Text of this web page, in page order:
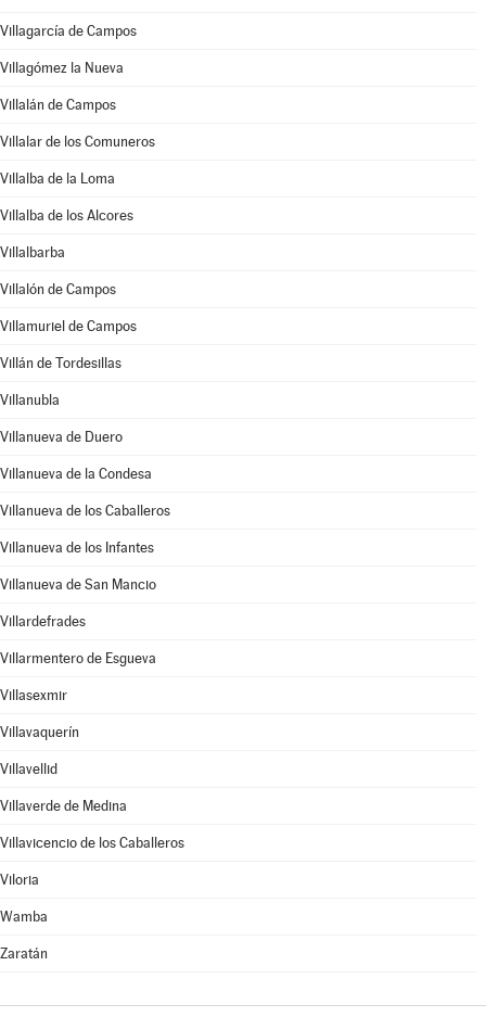
Villagarcía de Campos
Villagómez la Nueva
Villalán de Campos
Villalar de los Comuneros
Villalba de la Loma
Villalba de los Alcores
Villalbarba
Villalón de Campos
Villamuriel de Campos
Villán de Tordesillas
Villanubla
Villanueva de Duero
Villanueva de la Condesa
Villanueva de los Caballeros
Villanueva de los Infantes
Villanueva de San Mancio
Villardefrades
Villarmentero de Esgueva
Villasexmir
Villavaquerín
Villavellid
Villaverde de Medina
Villavicencio de los Caballeros
Viloria
Wamba
Zaratán